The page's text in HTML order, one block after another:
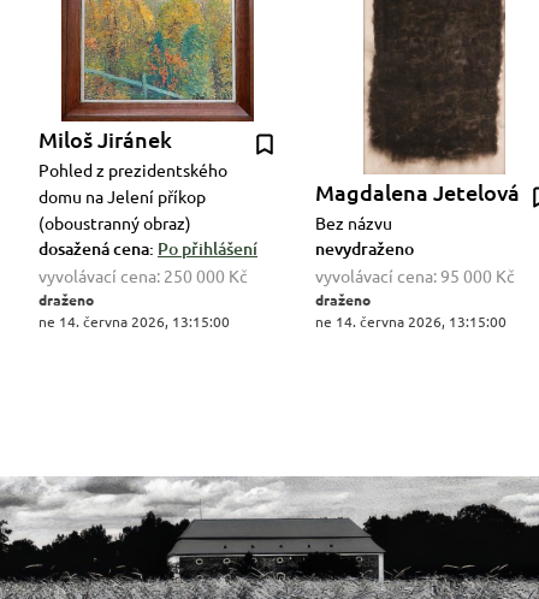
Miloš Jiránek
Pohled z prezidentského
domu na Jelení příkop
(oboustranný obraz)
dosažená cena: Po přihlášení
vyvolávací cena: 250 000 Kč
draženo
ne 14. června 2026, 13:15:00
Magdalena Jetelová
Bez názvu
nevydraženo
vyvolávací cena:95 000 Kč
draženo
ne 14. června 2026, 13:15:00